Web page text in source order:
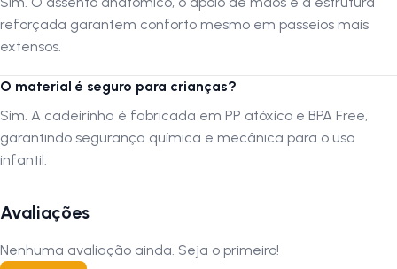
Sim. A cadeirinha é fabricada em PP atóxico e BPA Free, garantindo
segurança química e mecânica para o uso infantil. Siga-nos no
Instagram: @lojanapista Assista no YouTube: Lojanapista
reforçada garantem conforto mesmo em passeios mais
extensos.
O material é seguro para crianças?
Sim. A cadeirinha é fabricada em PP atóxico e BPA Free,
garantindo segurança química e mecânica para o uso
infantil.
Avaliações
Nenhuma avaliação ainda. Seja o primeiro!